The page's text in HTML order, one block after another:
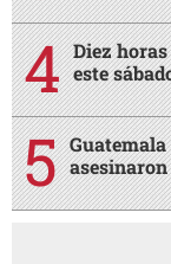
Diez
este